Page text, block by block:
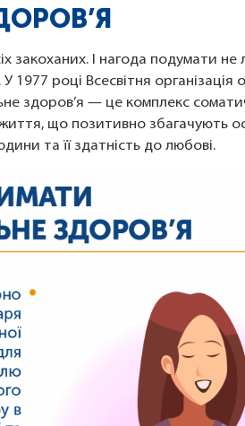
закоханих. І нагода подумати
У 1977 році Всесвітня
здоров’я — це комплекс
життя, що позитивно збагачують
та її здатність до любові.